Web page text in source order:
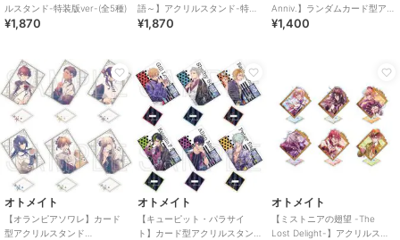
ルスタンド-特装版ver-(全5種)
¥1,870
語～】アクリルスタンド-特装
版ver-(全4種)
¥1,870
Anniv.】ランダムカード型アク
リルスタンド(ランダム全5種)
¥1,400
オトメイト
【オランピアソワレ】カード
型アクリルスタンド
オトメイト
【キューピット・パラサイ
ト】カード型アクリルスタン
オトメイト
【ミストニアの翅望 -The
Lost Delight-】アクリルスタ